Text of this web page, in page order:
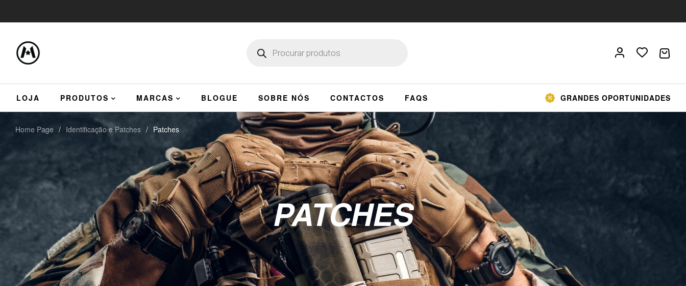
LOJA PRODUTOS MARCAS BLOGUE SOBRE NÓS CONTACTOS FAQS GRANDES OPORTUNIDADES
PATCHES
Home Page / Identificação e Patches / Patches